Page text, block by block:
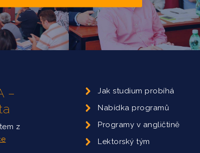
–
z
Jak studium probíhá
Nabídka programů
Programy v angličtině
Lektorský tým